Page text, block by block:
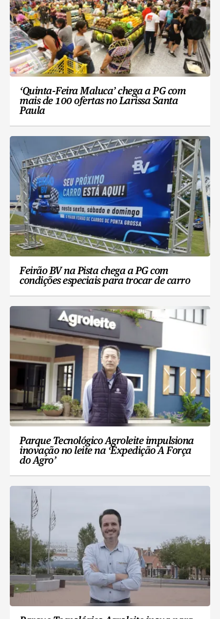
‘Quinta-Feira Maluca’ chega a PG com
mais de 100 ofertas no Larissa Santa
Paula
Feirão BV na Pista chega a PG com
condições especiais para trocar de carro
Parque Tecnológico Agroleite impulsiona
inovação no leite na ‘Expedição A Força
do Agro’